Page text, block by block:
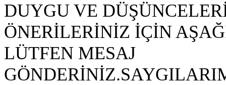
DUYGU VE
ÖNERİLERİNİZ İÇİN
LÜTFEN MESAJ